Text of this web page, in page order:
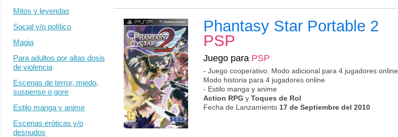
Mitos y leyendas
Social y/o político
Magia
Para adultos por altas dosis
de violencia
Escenas de terror, miedo,
suspense o gore
Estilo manga y anime
Escenas eróticas y/o
desnudos
Phantasy Star Portable 2
PSP
Juego para PSP
- Juego cooperativo. Modo adicional para 4 jugadores online.
Modo historia para 4 jugadores online
- Estilo manga y anime
Action RPG yToques de Rol
Fecha de Lanzamiento 17 de Septiembre del 2010